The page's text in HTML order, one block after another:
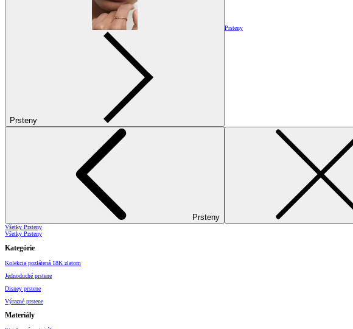
Prsteny
Prsteny
Prsteny
Všetky Prsteny
Všetky Prsteny
Kategórie
Kolekcia pozlátená 18K zlatom
Jednoduché prstene
Disney prstene
Výrazné prstene
Materiály